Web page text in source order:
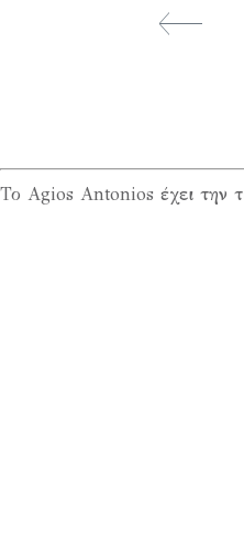
Το Agios Antonios έχει την